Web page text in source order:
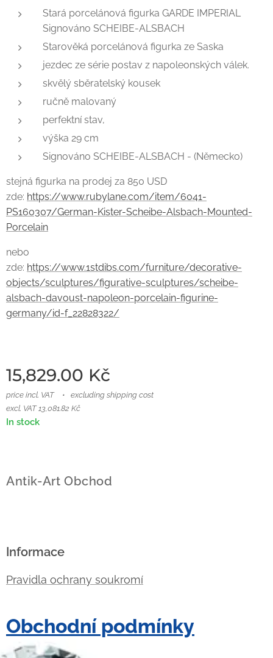
Stará porcelánová figurka GARDE IMPERIAL
Signováno SCHEIBE-ALSBACH
Starověká porcelánová figurka ze Saska
jezdec ze série postav z napoleonských válek.
skvělý sběratelský kousek
ručně malovaný
perfektní stav,
výška 29 cm
Signováno SCHEIBE-ALSBACH - (Německo)
stejná figurka na prodej za 850 USD
zde: https://www.rubylane.com/item/6041-
PS160307/German-Kister-Scheibe-Alsbach-Mounted-
Porcelain
nebo
zde: https://www.1stdibs.com/furniture/decorative-
objects/sculptures/figurative-sculptures/scheibe-
alsbach-davoust-napoleon-porcelain-figurine-
germany/id-f_22828322/
15,829.00 Kč
price incl. VAT
excluding shipping cost
excl. VAT 13,081.82 Kč
In stock
Antik-Art Obchod
Informace
Pravidla ochrany soukromí
Obchodní podmínky